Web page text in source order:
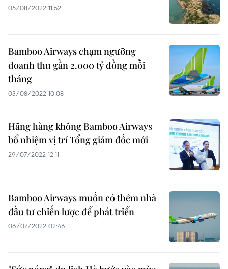
05/08/2022 11:52
Bamboo Airways chạm ngưỡng
doanh thu gần 2.000 tỷ đồng mỗi
tháng
03/08/2022 10:08
Hãng hàng không Bamboo Airways
bổ nhiệm vị trí Tổng giám đốc mới
29/07/2022 12:11
Bamboo Airways muốn có thêm nhà
đầu tư chiến lược để phát triển
06/07/2022 02:46